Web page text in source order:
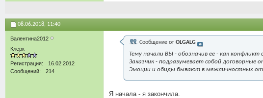
08.06.2018, 11:40
Валентина2012
Клерк
Регистрация
16.02.2012
Сообщений
214
Сообщение от OLGALG
Тему начали ВЫ - обозначив ее - как конфликт
Заказчик - подразумевает собой договорные
Эмоции и обиды бывают в межличностных
Я начала - я закончила.